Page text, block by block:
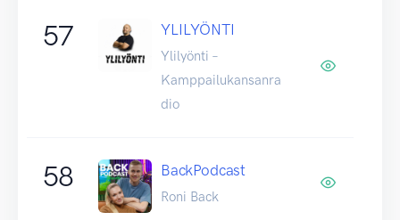
57 YLILYÖNTI
Ylilyönti –
Kamppailukansanra
dio
58 BackPodcast
Roni Back